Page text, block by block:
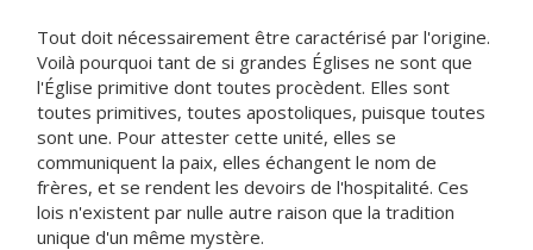
Tout doit nécessairement être caractérisé par l'origine.
Voilà pourquoi tant de si grandes Églises ne sont que
l'Église primitive dont toutes procèdent. Elles sont
toutes primitives, toutes apostoliques, puisque toutes
sont une. Pour attester cette unité, elles se
communiquent la paix, elles échangent le nom de
frères, et se rendent les devoirs de l'hospitalité. Ces
lois n'existent par nulle autre raison que la tradition
unique d'un même mystère.